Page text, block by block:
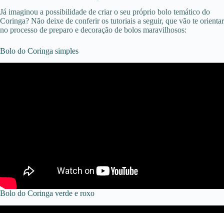
Já imaginou a possibilidade de criar o seu próprio bolo temático do
Coringa? Não deixe de conferir os tutoriais a seguir, que vão te orientar
no processo de preparo e decoração de bolos maravilhosos:
Bolo do Coringa simples
Bolo do Coringa verde e roxo